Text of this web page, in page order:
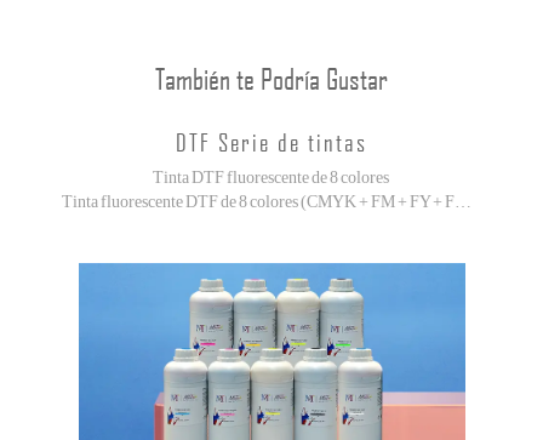
También te Podría Gustar
DTF Serie de tintas
Tinta DTF fluorescente de 8 colores